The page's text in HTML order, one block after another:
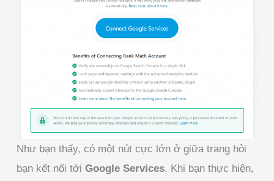
Như bạn thấy, có một nút cực lớn ở giữa trang hỏi
bạn kết nối tới Google Services. Khi bạn thực hiện,